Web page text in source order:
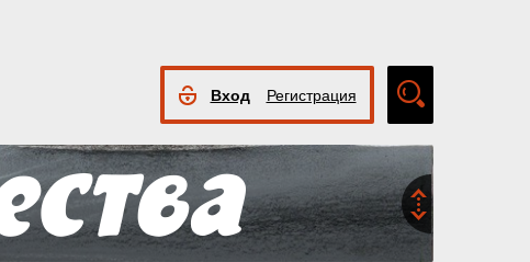
Вход Регистрация
поиск